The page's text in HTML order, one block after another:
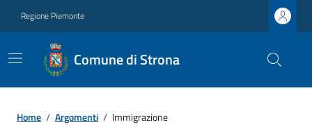
Regione Piemonte
Comune di Strona
Home / Argomenti / Immigrazione